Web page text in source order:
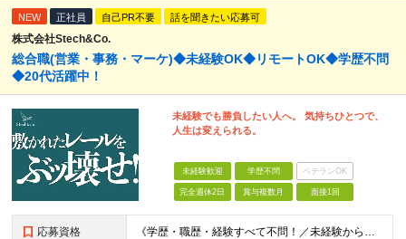
NEW 正社員 自己PR不要 話を聞きたい応募可
株式会社Stech&Co.
総合職(営業・事務・マーケ)◆未経験OK◆リモートOK◆学歴不問
◆20代活躍中！
未経験でも勝負したい人へ。 気持ちひとつで、
人生は変えられる。
未経験歓迎 学歴不問 ベテランOK
完全週休2日 賞与複数月 面接1回
応募資格 《学歴・職歴・経験すべて不問！／未経験からのチャレンジ大歓迎◎》 ▼こんな気持ち、ひとつでも当てはまる方はぜひ！ □ なにか、人生を変えるきっかけがほしい □ 立ち仕事に疲れて、そろそろ座り仕事がい